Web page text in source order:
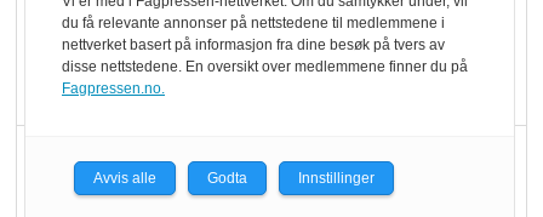
Kolonihagens norske
yoghurt: Trues av
Marit Kolby vant
Økologisk Norge sin
du få relevante annonser på nettstedene til medlemmene i
nettverket basert på informasjon fra dine besøk på tvers av
disse nettstedene. En oversikt over medlemmene finner du på
Fagpressen.no.
Avvis alle Godta Innstillinger